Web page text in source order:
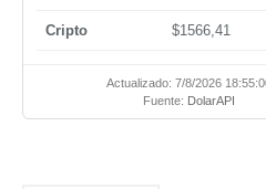
Cripto $1566,41
Actualizado: 7/8/2026
Fuente: DolarAPI